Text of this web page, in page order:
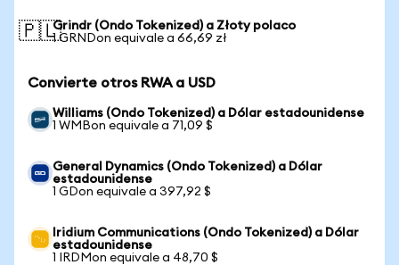
🇵🇱Grindr (Ondo Tokenized) a Złoty polaco
1 GRNDon equivale a 66,69 zł
Convierte otros RWA a USD
Williams (Ondo Tokenized) a Dólar estadounidense
1 WMBon equivale a 71,09 $
General Dynamics (Ondo Tokenized) a Dólar
estadounidense
1 GDon equivale a 397,92 $
Iridium Communications (Ondo Tokenized) a Dólar
estadounidense
1 IRDMon equivale a 48,70 $